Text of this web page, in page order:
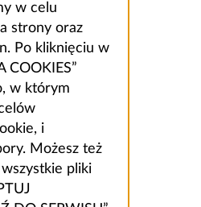
w celu
strony oraz
Po kliknięciu w
COOKIES”
w którym
i
Możesz też
pliki